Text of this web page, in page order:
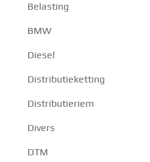
Belasting
BMW
Diesel
Distributieketting
Distributieriem
Divers
DTM